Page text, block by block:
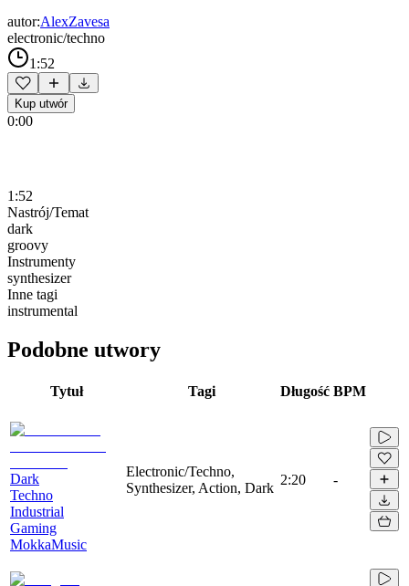
autor:AlexZavesa
electronic/techno
1:52
Kup utwór
0:00
1:52
Nastrój/Temat
dark
groovy
Instrumenty
synthesizer
Inne tagi
instrumental
Podobne utwory
Tytuł Tagi Długość BPM
Dark
Techno
Industrial
Gaming
MokkaMusic
Electronic/Techno,
Synthesizer, Action, Dark
2:20 -